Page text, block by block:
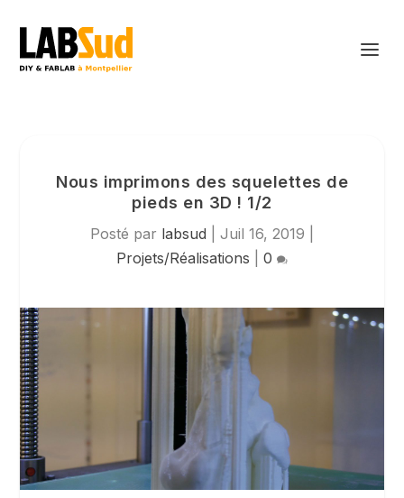
Nous imprimons des squelettes de
pieds en 3D ! 1/2
Posté par labsud Juil 16, 2019
Projets/Réalisations
0